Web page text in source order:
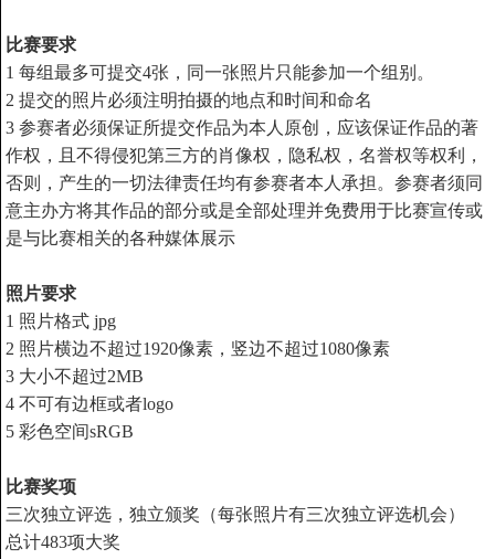
比赛要求
1 每组最多可提交4张，同一张照片只能参加一个组别。
2 提交的照片必须注明拍摄的地点和时间和命名
3 参赛者必须保证所提交作品为本人原创，应该保证作品的著
作权，且不得侵犯第三方的肖像权，隐私权，名誉权等权利，
否则，产生的一切法律责任均有参赛者本人承担。参赛者须同
意主办方将其作品的部分或是全部处理并免费用于比赛宣传或
是与比赛相关的各种媒体展示
照片要求
1 照片格式 jpg
2 照片横边不超过1920像素，竖边不超过1080像素
3 大小不超过2MB
4 不可有边框或者logo
5 彩色空间sRGB
比赛奖项
三次独立评选，独立颁奖（每张照片有三次独立评选机会）
总计483项大奖